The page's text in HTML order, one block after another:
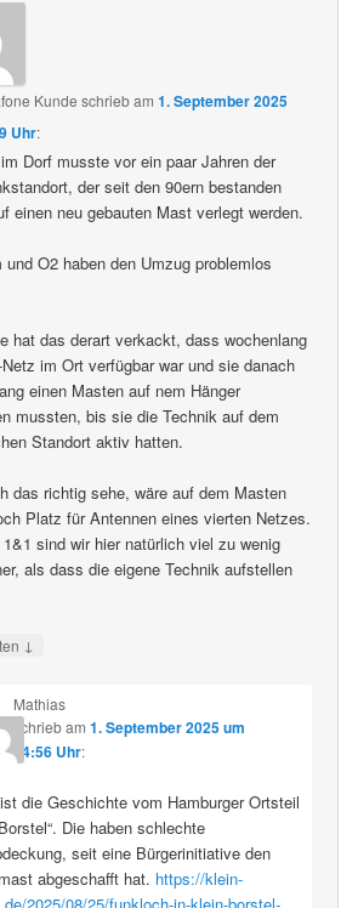
Kunde schriebam1. September 2025
Uhr:
Dorf musste vor ein paar Jahren der
der seit den 90ern bestanden
einen neu gebauten Mast verlegt werden.
und O2 haben den Umzug problemlos
hat das derart verkackt, dass wochenlang
im Ort verfügbar war und sie danach
einen Masten auf nem Hänger
mussten, bis sie die Technik auf dem
Standort aktiv hatten.
das richtig sehe, wäre auf dem Masten
Platz für Antennen eines vierten Netzes.
sind wir hier natürlich viel zu wenig
als dass die eigene Technik aufstellen
↓
Mathias
schriebam 1. September 2025 um
14:56 Uhr:
die Geschichte vom Hamburger Ortsteil
Die haben schlechte
seit eine Bürgerinitiative den
abgeschafft hat. https://klein-